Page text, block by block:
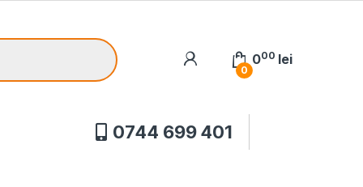
0
000 lei
0744 699 401